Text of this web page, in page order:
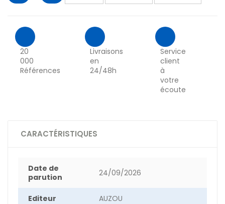
20
000
Références
Livraisons
en
24/48h
Service
client
à
votre
écoute
CARACTÉRISTIQUES
Date de
parution
24/09/2026
Editeur AUZOU